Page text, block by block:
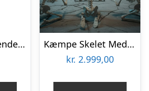
La Flaca Hængende Skelet
Kæmpe Skelet Med Lyd 240 cm
kr. 2.999,00